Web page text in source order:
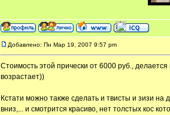
Добавлено: Пн Мар 19, 2007 9:57 pm
Стоимость этой прически от 6000 руб.,
возрастает))
Кстати можно также сделать и твисты и зизи
вниз,... и смотрится красиво, нет толстых кос